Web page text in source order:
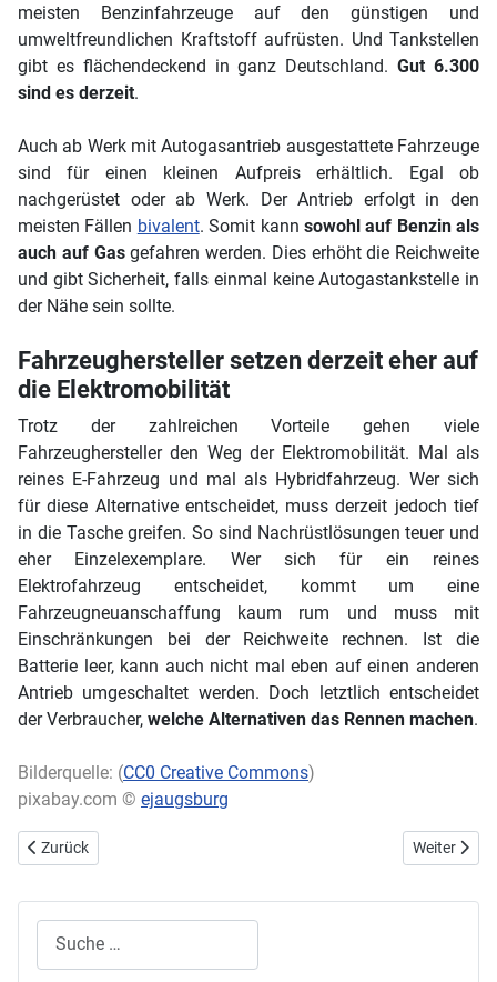
meisten Benzinfahrzeuge auf den günstigen und
umweltfreundlichen Kraftstoff aufrüsten. Und Tankstellen
gibt es flächendeckend in ganz Deutschland.Gut 6.300
sind es derzeit.
Auch ab Werk mit Autogasantrieb ausgestattete Fahrzeuge
sind für einen kleinen Aufpreis erhältlich. Egal ob
nachgerüstet oder ab Werk. Der Antrieb erfolgt in den
meisten Fällen bivalent. Somit kann sowohl auf Benzin als
auch auf Gasgefahren werden. Dies erhöht die Reichweite
und gibt Sicherheit, falls einmal keine Autogastankstelle in
der Nähe sein sollte.
Fahrzeughersteller setzen derzeit eher auf
die Elektromobilität
Trotz der zahlreichen Vorteile gehen viele
Fahrzeughersteller den Weg der Elektromobilität. Mal als
reines E-Fahrzeug und mal als Hybridfahrzeug. Wer sich
für diese Alternative entscheidet, muss derzeit jedoch tief
in die Tasche greifen. So sind Nachrüstlösungen teuer und
eher Einzelexemplare. Wer sich für ein reines
Elektrofahrzeug entscheidet, kommt um eine
Fahrzeugneuanschaffung kaum rum und muss mit
Einschränkungen bei der Reichweite rechnen. Ist die
Batterie leer, kann auch nicht mal eben auf einen anderen
Antrieb umgeschaltet werden. Doch letztlich entscheidet
der Verbraucher, welche Alternativen das Rennen machen.
Bilderquelle: (CC0 Creative Commons)
pixabay.com © ejaugsburg
Vorheriger Beitrag: Autogas – Umweltfreundlichkeit am Markt
Zurück Nächster
Weiter